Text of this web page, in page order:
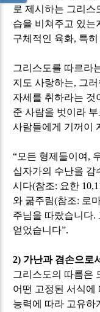
로 제시하는 그리스
습을 비쳐주고 있는
구체적인 육화, 특
그리스도를 따르라
지도 사랑하는, 그
자세를 취하라는 것
준 사람을 벗이라
사람들에게 기꺼이
“모든 형제들이여 ,
십자가의 수난을 감
시다(참조: 요한
와 굶주림(참조: 로
주님을 따랐습니다.
얻었습니다”.
2) 가난과 겸손으로
그리스도의 따름은
어떤 고정된 서식에
능력에 따라 고유하